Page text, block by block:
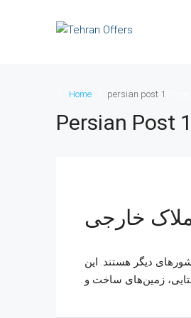
Home persian post 1
Persian Post 1
خارجی
دیگر هستند. این